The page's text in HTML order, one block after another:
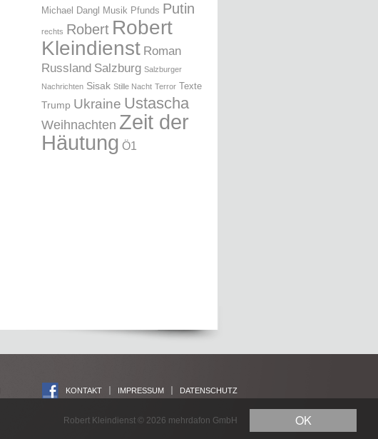
OK
Michael Dangl Musik Pfunds Putin
rechts Robert Robert
Kleindienst Roman
Russland Salzburg Salzburger
Nachrichten Sisak Stille Nacht Terror Texte
Trump Ukraine Ustascha
Weihnachten Zeit der
Häutung Ö1
KONTAKT IMPRESSUM DATENSCHUTZ
Robert Kleindienst © 2026 mehrdafon GmbH